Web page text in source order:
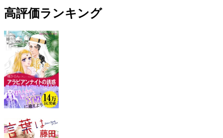
高評価ランキング